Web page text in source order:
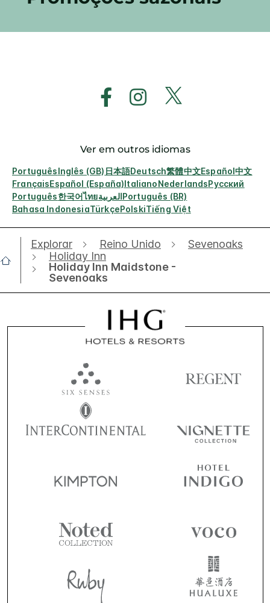
Ver em outros idiomas
PortuguêsInglês (GB) 日本語Deutsch繁體中文Español中文
FrançaisEspañol (España)ItalianoNederlandsРусский
Português한국어ไทยالعربيةPortuguês (BR)
Bahasa IndonesiaTürkçePolskiTiếng Việt
Explorar Reino Unido
Sevenoaks
Holiday Inn
Holiday Inn Maidstone -
Sevenoaks